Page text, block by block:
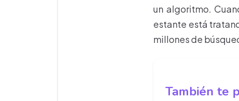
un algoritmo.
estante está
millones de
También te